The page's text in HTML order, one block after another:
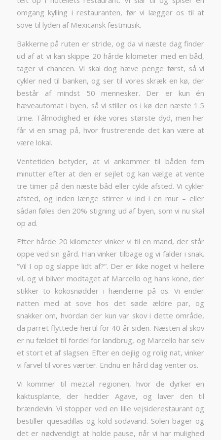
omgang kylling i restauranten, før vi lægger os til at
sove til lyden af Mexicansk festmusik.
Bakkerne på ruten er stride, og da vi næste dag finder
ud af at vi kan skippe 20 hårde kilometer med en båd,
tager vi chancen. Vi skal dog hæve penge først, så vi
cykler ned til banken, og ser til vores skræk en kø, der
består af mindst 50 mennesker. Der er kun én
hæveautomat i byen, så vi stiller os i kø den næste 1.5
time. Tålmodighed er ikke vores største dyd, men her
får vi en smag på, hvor frustrerende det kan være at
være lokal.
Ventetiden betyder, at vi ankommer til båden fem
minutter efter at den er sejlet og kan vælge at vente
tre timer på den næste båd eller cykle afsted. Vi cykler
afsted, og inden længe stirrer vi ind i en mur – eller
sådan føles den 20% stigning ud af byen, som vi nu skal
op ad.
Efter hårde 20 kilometer vinker vi til en mand, der står
oppe ved sin gård. Han vinker tilbage og vi falder i snak.
“Vil I op og slappe lidt af?”. Der er ikke noget vi hellere
vil, og vi bliver modtaget af Marcello og hans kone, der
stikker to kokosnødder i hænderne på os. Vi ender
natten med at sove hos det søde ældre par, og
snakker om, hvordan der kun var skov i dette område,
da parret flyttede hertil for 40 år siden. Næsten al skov
er nu fældet til fordel for landbrug, og Marcello har selv
et stort et af slagsen. Efter en dejlig og rolig nat, vinker
vi farvel til vores værter. Endnu en hård dag venter os.
Vi kommer til mezcal regionen, hvor de dyrker en
kaktusplante, der hedder Agave, og laver den til
brændevin. Vi stopper ved en lille vejsiderestaurant og
bestiller quesadillas og kold sodavand. Solen bager og
det er nødvendigt at holde pause, når vi har mulighed